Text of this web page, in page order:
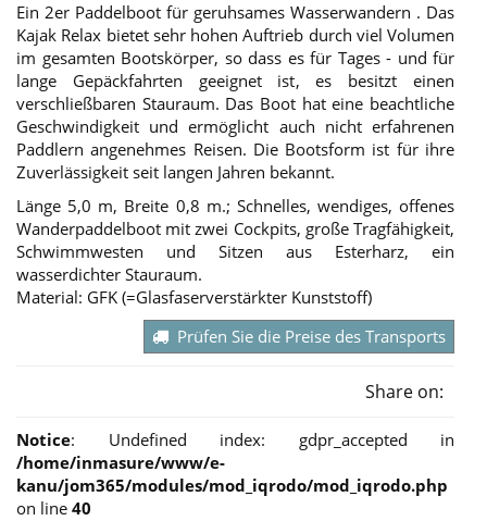
Ein 2er Paddelboot für geruhsames Wasserwandern . Das
Kajak Relax bietet sehr hohen Auftrieb durch viel Volumen
im gesamten Bootskörper, so dass es für Tages - und für
lange Gepäckfahrten geeignet ist, es besitzt einen
verschließbaren Stauraum. Das Boot hat eine beachtliche
Geschwindigkeit und ermöglicht auch nicht erfahrenen
Paddlern angenehmes Reisen. Die Bootsform ist für ihre
Zuverlässigkeit seit langen Jahren bekannt.
Länge 5,0 m, Breite 0,8 m.; Schnelles, wendiges, offenes
Wanderpaddelboot mit zwei Cockpits, große Tragfähigkeit,
Schwimmwesten und Sitzen aus Esterharz, ein
wasserdichter Stauraum.
Material: GFK (=Glasfaserverstärkter Kunststoff)
Prüfen Sie die Preise des Transports
Share on:
Notice: Undefined index: gdpr_accepted in
/home/inmasure/www/e-
kanu/jom365/modules/mod_iqrodo/mod_iqrodo.php
on line 40